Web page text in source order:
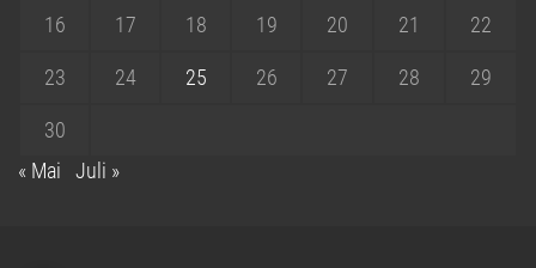
16 17 18 19 20 21 22
23 24 25 26 27 28 29
30
« Mai
Juli »